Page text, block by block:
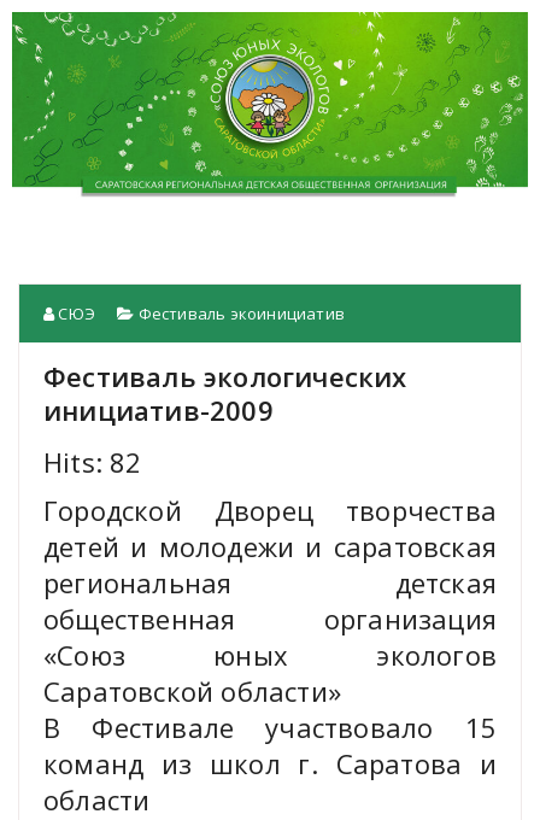
СЮЭ Фестиваль экоинициатив
Фестиваль экологических
инициатив-2009
Hits: 82
Городской Дворец творчества
детей и молодежи и саратовская
региональная детская
общественная организация
«Союз юных экологов
Саратовской области»
В Фестивале участвовало 15
команд из школ г. Саратова и
области